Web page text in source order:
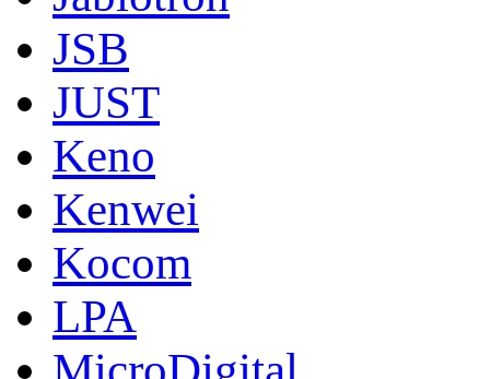
JSB
JUST
Keno
Kenwei
Kocom
LPA